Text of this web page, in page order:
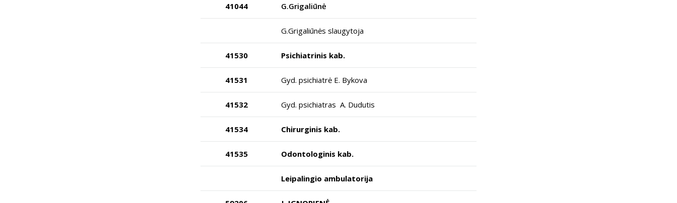
41044 G.Grigaliūnė
G.Grigaliūnės slaugytoja
41530 Psichiatrinis kab.
41531 Gyd. psichiatrė E. Bykova
41532 Gyd. psichiatras A. Dudutis
41534 Chirurginis kab.
41535 Odontologinis kab.
Leipalingio ambulatorija